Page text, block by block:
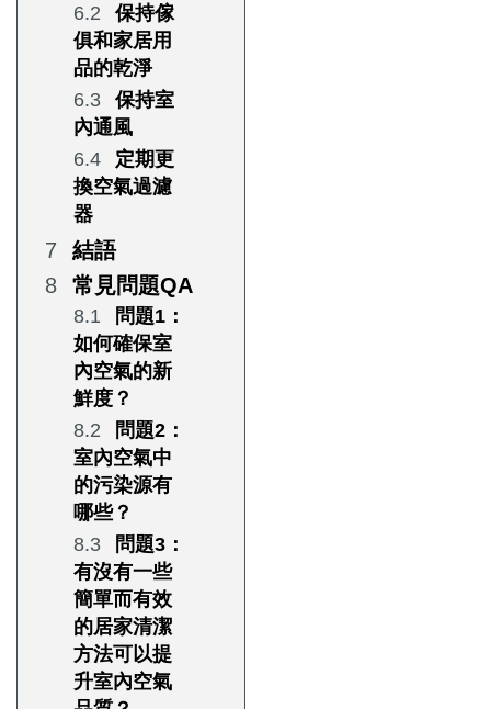
保持傢
俱和家居用
品的乾淨
保持室
內通風
定期更
換空氣過濾
器
結語
常見問題QA
問題1：
如何確保室
內空氣的新
鮮度？
問題2：
室內空氣中
的污染源有
哪些？
問題3：
有沒有一些
簡單而有效
的居家清潔
方法可以提
升室內空氣